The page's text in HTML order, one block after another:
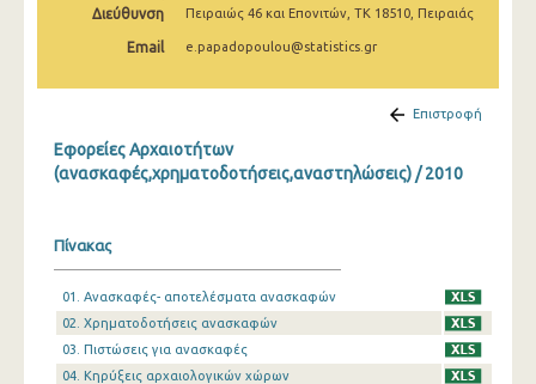
2010
2009
2007
2006
2004
2003
2002
Διεύθυνση
Πειραιώς 46 και Επονιτών, ΤΚ 18510, Πειραιάς
Email e.papadopoulou@statistics.gr
Επιστροφή
Εφορείες Αρχαιοτήτων
(ανασκαφές,χρηματοδοτήσεις,αναστηλώσεις) / 2010
Πίνακας
01. Ανασκαφές- αποτελέσματα ανασκαφών
02. Χρηματοδοτήσεις ανασκαφών
03. Πιστώσεις για ανασκαφές
04. Κηρύξεις αρχαιολογικών χώρων